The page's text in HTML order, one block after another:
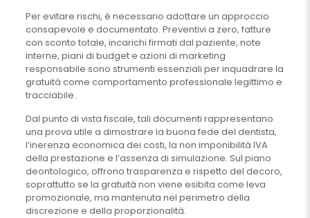
Per evitare rischi, è necessario adottare un approccio
consapevole e documentato. Preventivi a zero, fatture
con sconto totale, incarichi firmati dal paziente, note
interne, piani di budget e azioni di marketing
responsabile sono strumenti essenziali per inquadrare la
gratuità come comportamento professionale legittimo e
tracciabile.
Dal punto di vista fiscale, tali documenti rappresentano
una prova utile a dimostrare la buona fede del dentista,
l’inerenza economica dei costi, la non imponibilità IVA
della prestazione e l’assenza di simulazione. Sul piano
deontologico, offrono trasparenza e rispetto del decoro,
soprattutto se la gratuità non viene esibita come leva
promozionale, ma mantenuta nel perimetro della
discrezione e della proporzionalità.